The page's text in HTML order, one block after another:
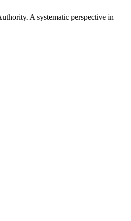
A systematic perspective in